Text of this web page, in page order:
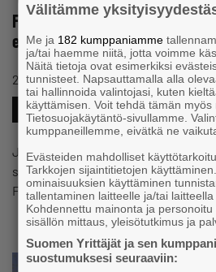
Företagargallup: Var femte
ekonomi
25.5.2025 13:34 Nyhet
#ENSAMFÖRETAGARE
Ju större företaget är, desto bättre
situation, visar Företagargallupen.
Företagargallupen är ekonomin
Välitämme
Me ja 182 kumppaniamme
ja/tai haemme niitä, jotta voimme
Näitä tietoja ovat esimerkiksi
tunnisteet. Napsauttamalla alla
tai hallinnoida valintojasi, kuten
käyttämisen. Voit tehdä tämän myös
Tietosuojakäytäntö-sivullamme.
kumppaneillemme, eivätkä ne
Evästeiden mahdolliset
Tarkkojen sijaintitietojen
ominaisuuksien käyttäminen
tallentaminen laitteelle ja/tai
Kohdennettu mainonta ja
sisällön mittaus, yleisötutkimus ja
Suomen Yrittäjät ja sen
suostumuksesi seuraaviin: